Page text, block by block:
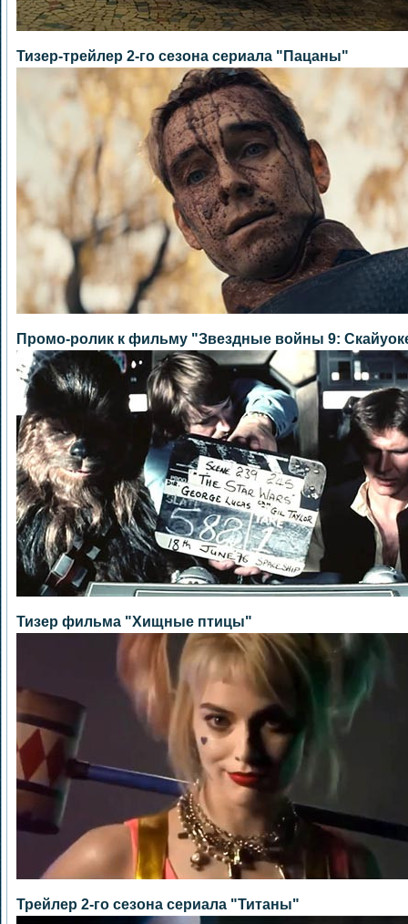
Тизер-трейлер 2-го сезона сериала "Пацаны"
Промо-ролик к фильму "Звездные войны 9:
Тизер фильма "Хищные птицы"
Трейлер 2-го сезона сериала "Титаны"